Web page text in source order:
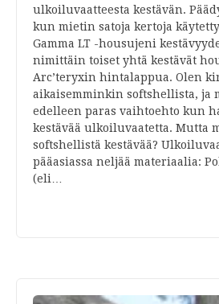
ulkoiluvaatteesta kestävän.
kun mietin satoja kertoja
Gamma LT -housujeni
nimittäin toiset yhtä kestävät
Arc’teryxin hintalappua. Olen
aikaisemminkin softshellista, ja
edelleen paras vaihtoehto kun
kestävää ulkoiluvaatetta. Mutta
softshellistä kestävää?
pääasiassa neljää materiaalia:
(eli…